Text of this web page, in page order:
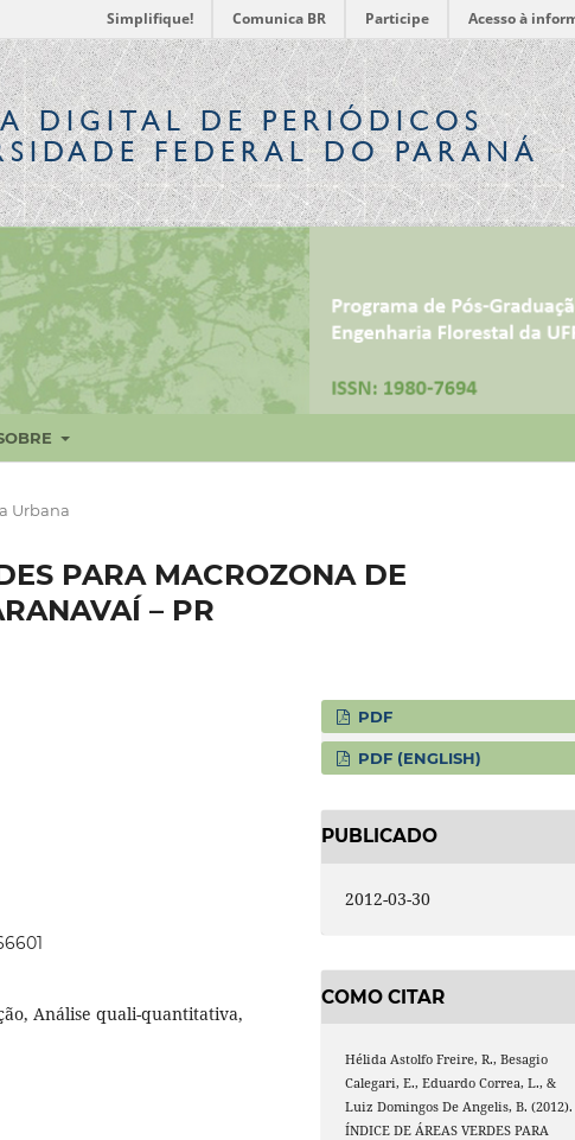
Simplifique! Comunica BR Participe Acesso à
DIGITALDE PERIÓDICOS
FEDERAL DO PARANÁ
Urbana
PARA MACROZONA DE
– PR
Análise quali-quantitativa,
PDF
PDF (ENGLISH)
PUBLICADO
2012-03-30
COMO CITAR
Hélida Astolfo Freire, R., Besagio
Calegari, E., Eduardo Correa, L., &
Luiz Domingos De Angelis, B. (2012).
ÍNDICE DE ÁREAS VERDES PARA